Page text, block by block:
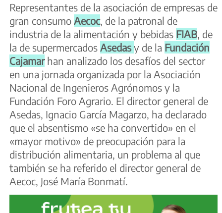
Representantes de la asociación de empresas de
gran consumo Aecoc, de la patronal de
industria de la alimentación y bebidas FIAB , de
la de supermercados Asedas y de la Fundación
Cajamarhan analizado los desafíos del sector
en una jornada organizada por la Asociación
Nacional de Ingenieros Agrónomos y la
Fundación Foro Agrario. El director general de
Asedas, Ignacio García Magarzo, ha declarado
que el absentismo «se ha convertido» en el
«mayor motivo» de preocupación para la
distribución alimentaria, un problema al que
también se ha referido el director general de
Aecoc, José María Bonmatí.